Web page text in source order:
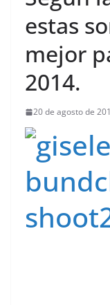
estas
mejor
2014.
20 de agosto de